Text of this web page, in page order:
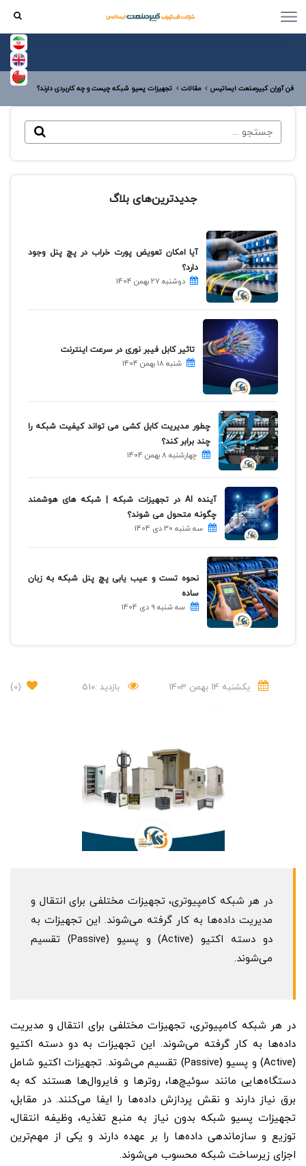
فن آوران کبیرصنعت ایساتیس مقالات تجهیزات پسیو شبکه چیست و چه کاربردی دارند؟
جدیدترین‌های بلاگ
آیا امکان تعویض پورت خراب در پچ پنل وجود
دارد؟
دوشنبه 27 بهمن 1404
تاثیر کابل فیبر نوری در سرعت اینترنت
شنبه 18 بهمن 1404
چطور مدیریت کابل کشی می تواند کیفیت شبکه را
چند برابر کند؟
چهارشنبه 8 بهمن 1404
آینده AI در تجهیزات شبکه | شبکه های هوشمند
چگونه متحول می شوند؟
سه شنبه 30 دی 1404
نحوه تست و عیب یابی پچ پنل شبکه به زبان
ساده
سه شنبه 9 دی 1404
یکشنبه 14 بهمن 1403 (0) بازدید :510
در هر شبکه کامپیوتری، تجهیزات مختلفی برای انتقال و
مدیریت داده‌ها به کار گرفته می‌شوند. این تجهیزات به
دو دسته اکتیو (Active) و پسیو (Passive) تقسیم
می‌شوند.
در هر شبکه کامپیوتری، تجهیزات مختلفی برای انتقال و مدیریت
داده‌ها به کار گرفته می‌شوند. این تجهیزات به دو دسته اکتیو
(Active) و پسیو (Passive) تقسیم می‌شوند. تجهیزات اکتیو شامل
دستگاه‌هایی مانند سوئیچ‌ها، روترها و فایروال‌ها هستند که به
برق نیاز دارند و نقش پردازش داده‌ها را ایفا می‌کنند. در مقابل،
تجهیزات پسیو شبکه بدون نیاز به منبع تغذیه، وظیفه انتقال،
توزیع و سازماندهی داده‌ها را بر عهده دارند و یکی از مهم‌ترین
اجزای زیرساخت شبکه محسوب می‌شوند.